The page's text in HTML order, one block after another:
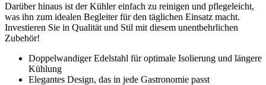
Darüber hinaus ist der Kühler einfach zu reinigen und pflegeleicht,
was ihn zum idealen Begleiter für den täglichen Einsatz macht.
Investieren Sie in Qualität und Stil mit diesem unentbehrlichen
Zubehör!
Doppelwandiger Edelstahl für optimale Isolierung und längere
Kühlung
Elegantes Design, das in jede Gastronomie passt